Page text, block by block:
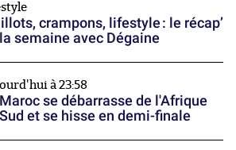
crampons, lifestyle : le récap’
semaine avec Dégaine
à 23:58
se débarrasse de l'Afrique
et se hisse en demi-finale